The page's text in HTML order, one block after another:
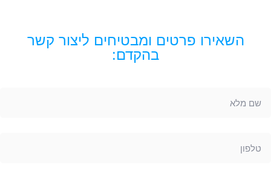
השאירו פרטים ומבטיחים ליצור קשר
בהקדם: